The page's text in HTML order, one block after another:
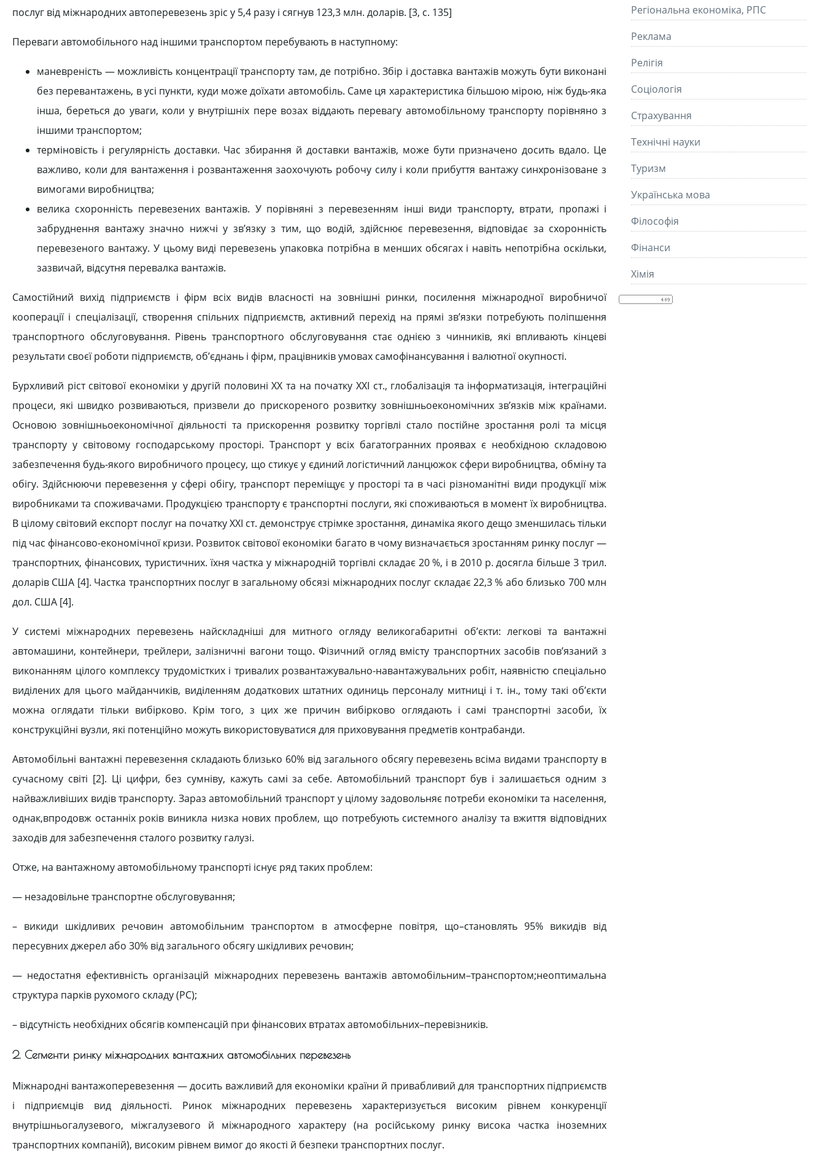
послуг від міжнародних автоперевезень зріс у 5,4 разу і сягнув 123,3 млн. доларів. [3, с. 135]
Переваги автомобільного над іншими транспортом перебувають в наступному:
маневреність — можливість концентрації транспорту там, де потрібно. Збір і доставка вантажів можуть бути виконані
без перевантажень, в усі пункти, куди може доїхати автомобіль. Саме ця характеристика більшою мірою, ніж будь-яка
інша, береться до уваги, коли у внутрішніх пере возах віддають перевагу автомобільному транспорту порівняно з
іншими транспортом;
терміновість і регулярність доставки. Час збирання й доставки вантажів, може бути призначено досить вдало. Це
важливо, коли для вантаження і розвантаження заохочують робочу силу і коли прибуття вантажу синхронізоване з
вимогами виробництва;
велика схоронність перевезених вантажів. У порівняні з перевезенням інші види транспорту, втрати, пропажі і
забруднення вантажу значно нижчі у зв’язку з тим, що водій, здійснює перевезення, відповідає за схоронність
перевезеного вантажу. У цьому виді перевезень упаковка потрібна в менших обсягах і навіть непотрібна оскільки,
зазвичай, відсутня перевалка вантажів.
Самостійний вихід підприємств і фірм всіх видів власності на зовнішні ринки, посилення міжнародної виробничої
кооперації і спеціалізації, створення спільних підприємств, активний перехід на прямі зв’язки потребують поліпшення
транспортного обслуговування. Рівень транспортного обслуговування стає однією з чинників, які впливають кінцеві
результати своєї роботи підприємств, об’єднань і фірм, працівників умовах самофінансування і валютної окупності.
Бурхливий ріст світової економіки у другій половині XX та на початку XXI ст., глобалізація та інформатизація, інтеграційні
процеси, які швидко розвиваються, призвели до прискореного розвитку зовнішньоекономічних зв’язків між країнами.
Основою зовнішньоекономічної діяльності та прискорення розвитку торгівлі стало постійне зростання ролі та місця
транспорту у світовому господарському просторі. Транспорт у всіх багатогранних проявах є необхідною складовою
забезпечення будь-якого виробничого процесу, що стикує у єдиний логістичний ланцюжок сфери виробництва, обміну та
обігу. Здійснюючи перевезення у сфері обігу, транспорт переміщує у просторі та в часі різноманітні види продукції між
виробниками та споживачами. Продукцією транспорту є транспортні послуги, які споживаються в момент їх виробництва.
В цілому світовий експорт послуг на початку XXI ст. демонструє стрімке зростання, динаміка якого дещо зменшилась тільки
під час фінансово-економічної кризи. Розвиток світової економіки багато в чому визначається зростанням ринку послуг —
транспортних, фінансових, туристичних. їхня частка у міжнародній торгівлі складає 20 %, і в 2010 р. досягла більше 3 трил.
доларів США [4]. Частка транспортних послуг в загальному обсязі міжнародних послуг складає 22,3 % або близько 700 млн
дол. США [4].
У системі міжнародних перевезень найскладніші для митного огляду великогабаритні об’єкти: легкові та вантажні
автомашини, контейнери, трейлери, залізничні вагони тощо. Фізичний огляд вмісту транспортних засобів пов’язаний з
виконанням цілого комплексу трудомістких і тривалих розвантажувально-навантажувальних робіт, наявністю спеціально
виділених для цього майданчиків, виділенням додаткових штатних одиниць персоналу митниці і т. ін., тому такі об’єкти
можна оглядати тільки вибірково. Крім того, з цих же причин вибірково оглядають і самі транспортні засоби, їх
конструкційні вузли, які потенційно можуть використовуватися для приховування предметів контрабанди.
Автомобільні вантажні перевезення складають близько 60% від загального обсягу перевезень всіма видами транспорту в
сучасному світі [2]. Ці цифри, без сумніву, кажуть самі за себе. Автомобільний транспорт був і залишається одним з
найважливіших видів транспорту. Зараз автомобільний транспорт у цілому задовольняє потреби економіки та населення,
однак,впродовж останніх років виникла низка нових проблем, що потребують системного аналізу та вжиття відповідних
заходів для забезпечення сталого розвитку галузі.
Отже, на вантажному автомобільному транспорті існує ряд таких проблем:
— незадовільне транспортне обслуговування;
– викиди шкідливих речовин автомобільним транспортом в атмосферне повітря, що–становлять 95% викидів від
пересувних джерел або 30% від загального обсягу шкідливих речовин;
— недостатня ефективність організацій міжнародних перевезень вантажів автомобільним–транспортом;неоптимальна
структура парків рухомого складу (РС);
– відсутність необхідних обсягів компенсацій при фінансових втратах автомобільних–перевізників.
2. Сегменти ринку міжнародних вантажних автомобільних перевезень
Міжнародні вантажоперевезення — досить важливий для економіки країни й привабливий для транспортних підприємств
і підприємців вид діяльності. Ринок міжнародних перевезень характеризується високим рівнем конкуренції
внутрішньогалузевого, міжгалузевого й міжнародного характеру (на російському ринку висока частка іноземних
транспортних компаній), високим рівнем вимог до якості й безпеки транспортних послуг.
Регіональна економіка, РПС
Реклама
Релігія
Соціологія
Страхування
Технічні науки
Туризм
Українська мова
Філософія
Фінанси
Хімія